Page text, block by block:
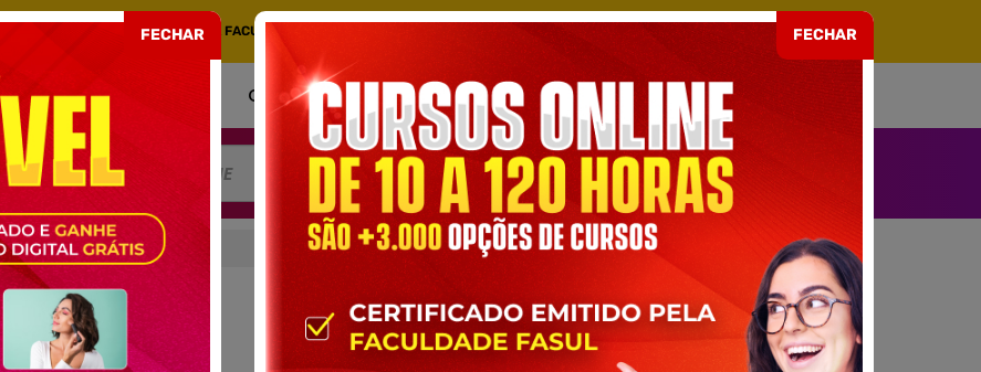
CERTIFICADO EMITIDO POR UMA FACULDADE CREDENCIADA NO MEC. PORTARIA EAD Nº 499 DE 08/07/2021
COMO FUNCIONA CERTIFICADO ATENDIMENTO SOU ALUNO
E METROLOGIA
FECHAR FECHAR